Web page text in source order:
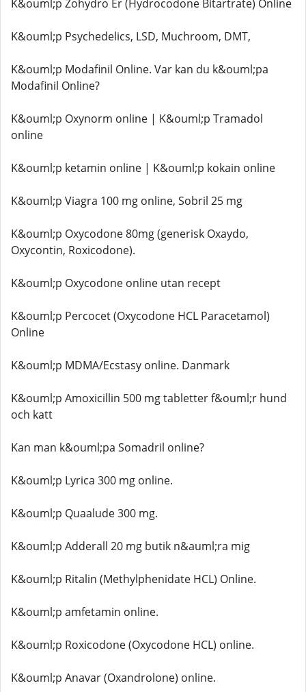
K&ouml;p Zohydro Er (Hydrocodone Bitartrate) Online
K&ouml;p Psychedelics, LSD, Muchroom, DMT,
K&ouml;p Modafinil Online. Var kan du k&ouml;pa
Modafinil Online?
K&ouml;p Oxynorm online | K&ouml;p Tramadol
online
K&ouml;p ketamin online | K&ouml;p kokain online
K&ouml;p Viagra 100 mg online, Sobril 25 mg
K&ouml;p Oxycodone 80mg (generisk Oxaydo,
Oxycontin, Roxicodone).
K&ouml;p Oxycodone online utan recept
K&ouml;p Percocet (Oxycodone HCL Paracetamol)
Online
K&ouml;p MDMA/Ecstasy online. Danmark
K&ouml;p Amoxicillin 500 mg tabletter f&ouml;r hund
och katt
Kan man k&ouml;pa Somadril online?
K&ouml;p Lyrica 300 mg online.
K&ouml;p Quaalude 300 mg.
K&ouml;p Adderall 20 mg butik n&auml;ra mig
K&ouml;p Ritalin (Methylphenidate HCL) Online.
K&ouml;p amfetamin online.
K&ouml;p Roxicodone (Oxycodone HCL) online.
K&ouml;p Anavar (Oxandrolone) online.